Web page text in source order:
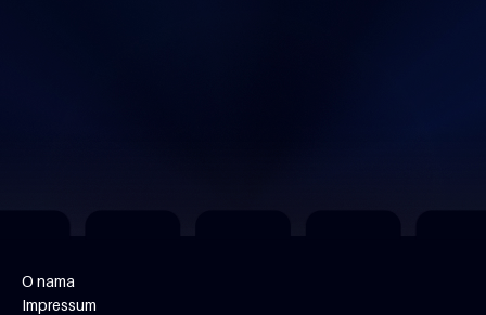
O nama
Impressum